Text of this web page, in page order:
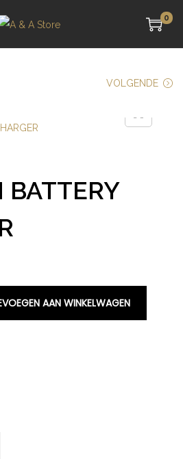
0
VOLGENDE
BATTERY
AAN WINKELWAGEN